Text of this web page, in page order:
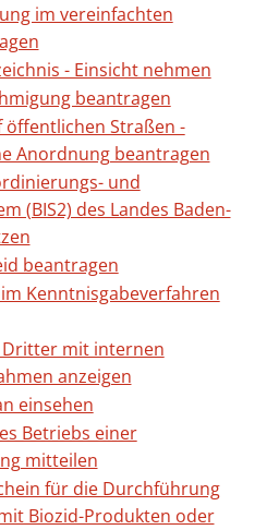
im vereinfachten
- Einsicht nehmen
beantragen
öffentlichen Straßen -
Anordnung beantragen
und
(BIS2) des Landes Baden-
beantragen
Kenntnisgabeverfahren
mit internen
anzeigen
einsehen
Betriebs einer
mitteilen
für die Durchführung
Biozid-Produkten oder